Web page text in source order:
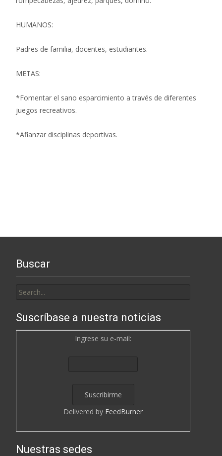
HUMANOS:
Padres de familia, docentes, estudiantes.
METAS:
*Fomentar el sano esparcimiento a través de diferentes
juegos recreativos.
*Afianzar disciplinas deportivas.
Buscar
for:
Suscríbase a nuestra noticias
Ingrese su e-mail:
Delivered by FeedBurner
Nuestras sedes